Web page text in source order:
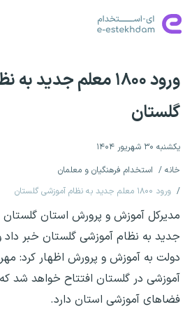
ورود ۱۸۰۰ معلم جدید
گلستان
یکشنبه ۳۰ شهریور ۱۴۰۴
خانه
استخدام فرهنگیان و معلمان
ورود ۱۸۰۰ معلم جدید به نظام آموزشی گلستان
جدید به نظام آموزشی گلستان خبر داد
آموزشی در گلستان افتتاح خواهد شد
فضاهای آموزشی استان دارد.